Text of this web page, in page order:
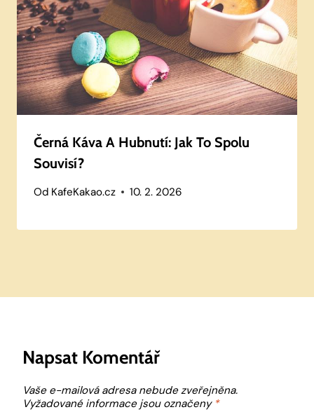
Černá Káva A Hubnutí: Jak To Spolu
Souvisí?
Od KafeKakao.cz 10. 2. 2026
Napsat Komentář
Vaše e-mailová adresa nebude zveřejněna.
Vyžadované informace jsou označeny *